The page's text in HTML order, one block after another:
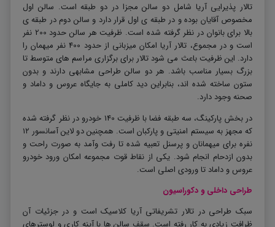
تالار پذیرایی آریا شامل دو سالن مجزا در دو طبقه است. سالن اول
مخصوص آقایان بوده و در طبقه ی اول قرار دارد و سالن دوم در طبقه ی
بالا برای بانوان در نظر گرفته شده است. ظرفیت هر سالن حدود 200 نفر
است و در مجموع، تالار آریا امکان میزبانی از حدود 400 نفر میهمان را
دارد. این ظرفیت باعث می شود تالار برای برگزاری مراسم های متوسط تا
بزرگ بسیار مناسب باشد. هر دو سالن طراحی مشابهی دارند و بدون
ستون ساخته شده اند، بنابراین دید کاملی به جایگاه عروس و داماد و
صحنه وجود دارد.
در بخش پارکینگ، سه طبقه فضا با ظرفیت 140 خودرو در نظر گرفته شده
که مجهز به سیستم امنیتی و پارکبان است. همچنین دو لاین آسانسور ۱۲
نفره برای میهمانان و پرسنل تعبیه شده تا رفت وآمد به صورت راحت و
بدون ازدحام انجام شود. یکی از نقاط قوت مجموعه امکان ورود خودرو
عروس و داماد تا ورودی اصلی است.
طراحی داخلی و دکوراسیون
سبک طراحی در تالار تشریفاتی آریا کلاسیک است و در جزئیات آن